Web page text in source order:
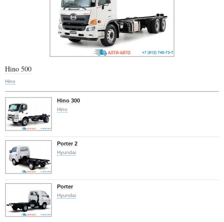
Hino 500
Hino
Hino 300
Hino
Porter 2
Hyundai
Porter
Hyundai